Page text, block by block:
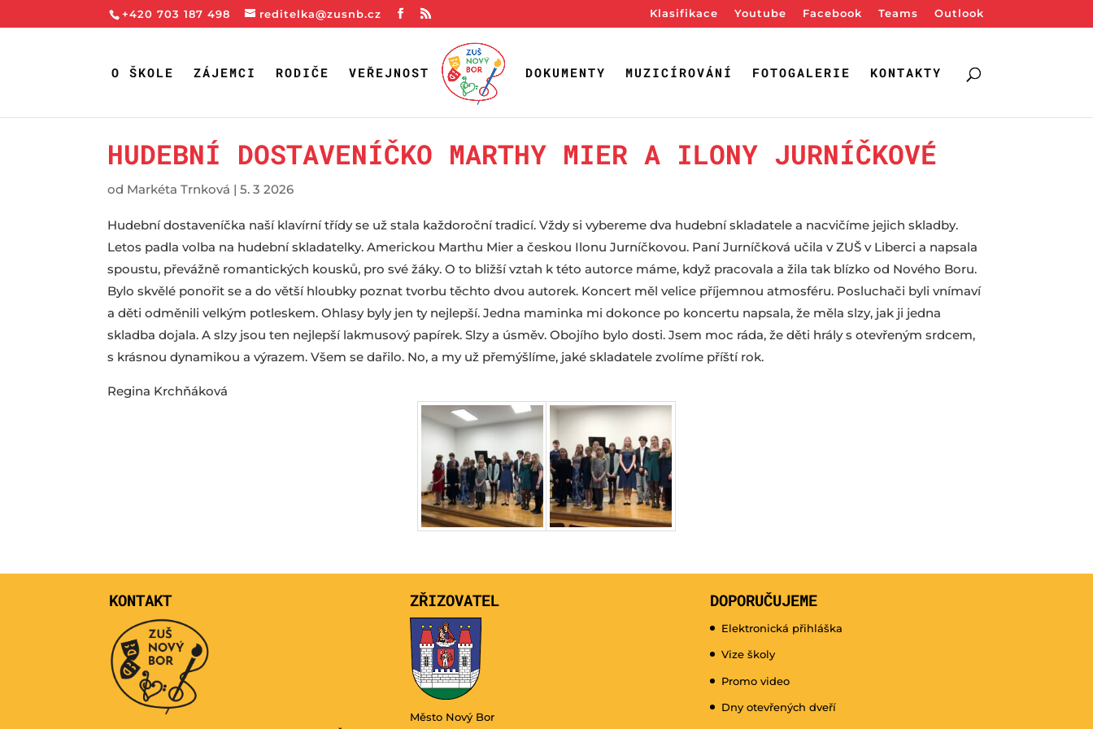
+420 703 187 498 reditelka@zusnb.cz Klasifikace Youtube Facebook Teams Outlook
O ŠKOLE ZÁJEMCI RODIČE VEŘEJNOST DOKUMENTY MUZICÍROVÁNÍ FOTOGALERIE KONTAKTY
HUDEBNÍ DOSTAVENÍČKO MARTHY MIER A ILONY JURNÍČKOVÉ
od Markéta Trnková | 5. 3 2026
Hudební dostaveníčka naší klavírní třídy se už stala každoroční tradicí. Vždy si vybereme dva hudební skladatele a nacvičíme jejich skladby.
Letos padla volba na hudební skladatelky. Americkou Marthu Mier a českou Ilonu Jurníčkovou. Paní Jurníčková učila v ZUŠ v Liberci a napsala
spoustu, převážně romantických kousků, pro své žáky. O to bližší vztah k této autorce máme, když pracovala a žila tak blízko od Nového Boru.
Bylo skvělé ponořit se a do větší hloubky poznat tvorbu těchto dvou autorek. Koncert měl velice příjemnou atmosféru. Posluchači byli vnímaví
a děti odměnili velkým potleskem. Ohlasy byly jen ty nejlepší. Jedna maminka mi dokonce po koncertu napsala, že měla slzy, jak ji jedna
skladba dojala. A slzy jsou ten nejlepší lakmusový papírek. Slzy a úsměv. Obojího bylo dosti. Jsem moc ráda, že děti hrály s otevřeným srdcem,
s krásnou dynamikou a výrazem. Všem se dařilo. No, a my už přemýšlíme, jaké skladatele zvolíme příští rok.
Regina Krchňáková
KONTAKT ZŘIZOVATEL
Město Nový Bor
DOPORUČUJEME
Elektronická přihláška
Vize školy
Promo video
Dny otevřených dveří